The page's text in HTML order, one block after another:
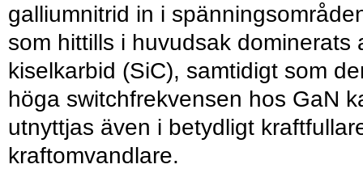
galliumnitrid in i
som hittills i huvudsak dominerats
kiselkarbid (SiC), samtidigt som
höga switchfrekvensen hos GaN
utnyttjas även i betydligt
kraftomvandlare.